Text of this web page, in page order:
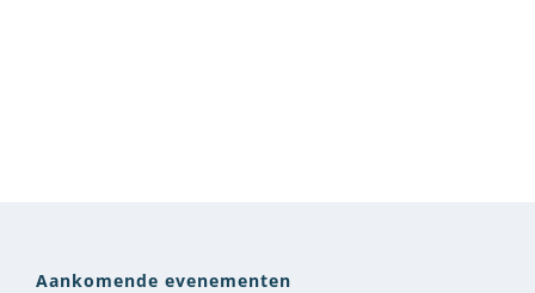
Aankomende evenementen